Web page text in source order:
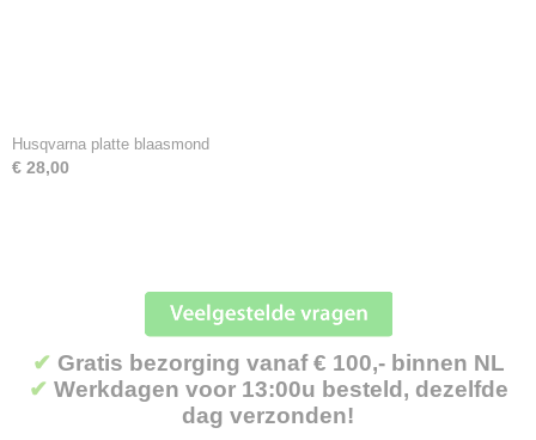
Husqvarna platte blaasmond
€ 28,00
✔ Gratis bezorging vanaf € 100,- binnen NL
✔ Werkdagen voor 13:00u besteld, dezelfde
dag verzonden!